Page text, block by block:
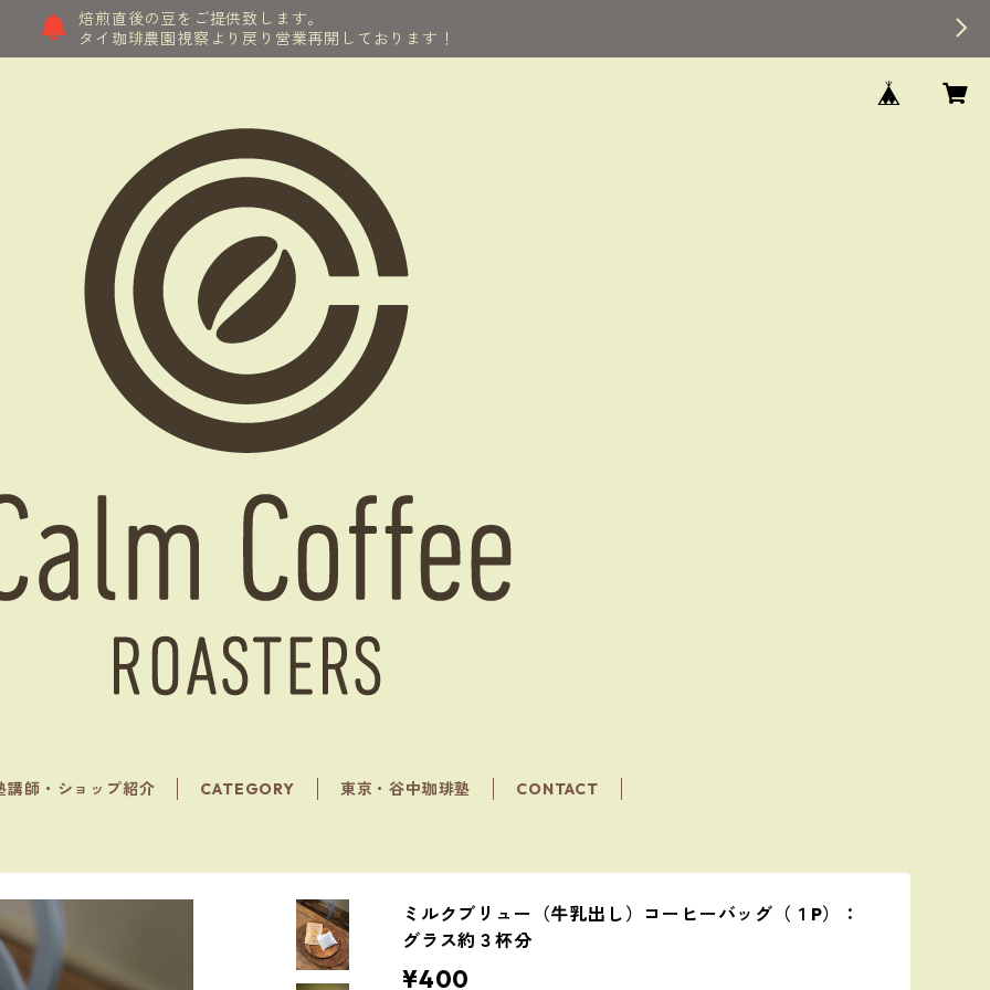
焙煎直後の豆をご提供致します。
タイ珈琲農園視察より戻り営業再開しております！
講師・ショップ紹介 CATEGORY 東京・谷中珈琲塾 CONTACT
ミルクブリュー（牛乳出し）コーヒーバッグ（１P）：
グラス約３杯分
¥400